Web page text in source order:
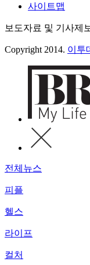
사이트맵
보도자료 및 기사제
Copyright 2014. 이투
전체뉴스
피플
헬스
라이프
컬처